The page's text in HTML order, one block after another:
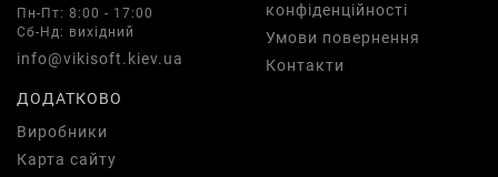
Пн-Пт: 8:00 - 17:00
Сб-Нд: вихідний
info@vikisoft.kiev.ua
конфіденційності
Умови повернення
Контакти
ДОДАТКОВО
Виробники
Карта сайту